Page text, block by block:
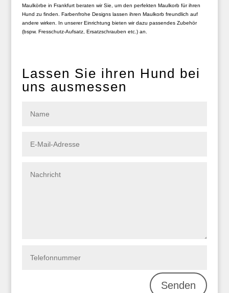
Maulkörbe in Frankfurt beraten wir Sie, um den perfekten Maulkorb für ihren
Hund zu finden. Farbenfrohe Designs lassen ihren Maulkorb freundlich auf
andere wirken. In unserer Einrichtung bieten wir dazu passendes Zubehör
(bspw. Fresschutz-Aufsatz, Ersatzschrauben etc.) an.
Lassen Sie ihren Hund bei
uns ausmessen
Senden